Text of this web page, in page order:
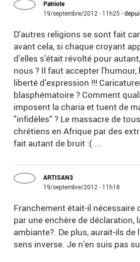
Patriote
19/septembre/2012 - 11h25 -
D'autres religions se sont fait
avant cela, si chaque croyant
d'elles s'était révolté pour
nous ? Il faut accepter l'humour,
liberté d'expression !!!
blasphématoire ? Comment
imposent la charia et tuent de
"infidèles" ? Le massacre de
chrétiens en Afrique par des
fait autant de bruit :( ...
ARTISAN3
19/septembre/2012 - 11h18
Franchement était-il nécessaire
par une enchère de déclaration,
ambiante?. De plus, aurait-ils
sens inverse. Je n'en suis pas